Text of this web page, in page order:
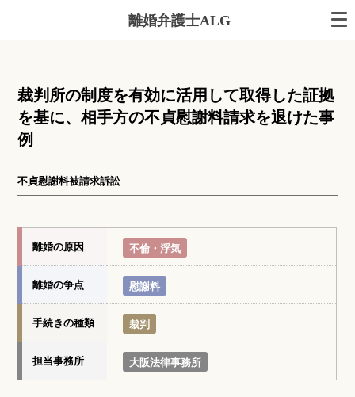
離婚弁護士ALG
裁判所の制度を有効に活用して取得した証拠
を基に、相手方の不貞慰謝料請求を退けた事
例
不貞慰謝料被請求訴訟
離婚の原因 不倫・浮気
離婚の争点 慰謝料
手続きの種類 裁判
担当事務所 大阪法律事務所